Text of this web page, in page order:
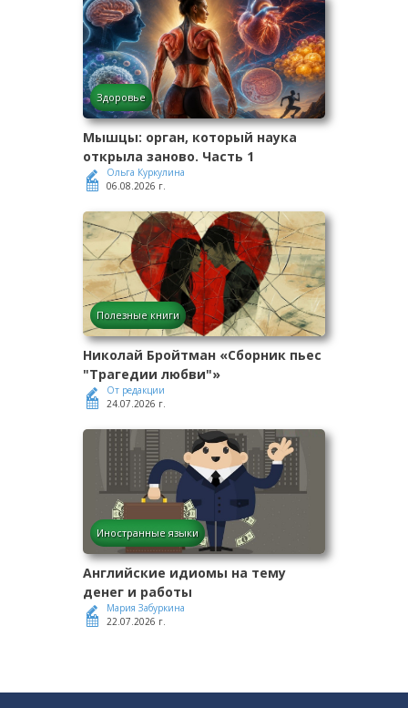
Здоровье
Мышцы: орган, который наука
открыла заново. Часть 1
Ольга Куркулина
06.08.2026 г.
Полезные книги
Николай Бройтман «Сборник пьес
"Трагедии любви"»
От редакции
24.07.2026 г.
Иностранные языки
Английские идиомы на тему
денег и работы
Мария Забуркина
22.07.2026 г.